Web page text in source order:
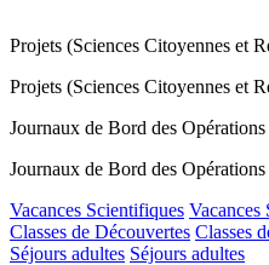
Projets (Sciences Citoyennes et
Projets (Sciences Citoyennes et
Journaux de Bord des Opérations
Journaux de Bord des Opérations
Vacances Scientifiques Vacances
Classes de Découvertes Classes
Séjours adultes Séjours adultes